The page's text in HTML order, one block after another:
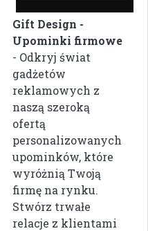
Gift Design -
Upominki firmowe
- Odkryj świat
gadżetów
reklamowych z
naszą szeroką
ofertą
personalizowanych
upominków, które
wyróżnią Twoją
firmę na rynku.
Stwórz trwałe
relacje z klientami